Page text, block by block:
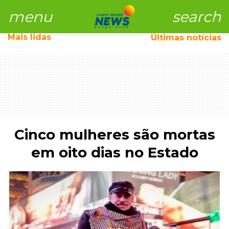
menu search
Mais lidas Últimas notícias
Cinco mulheres são mortas
em oito dias no Estado